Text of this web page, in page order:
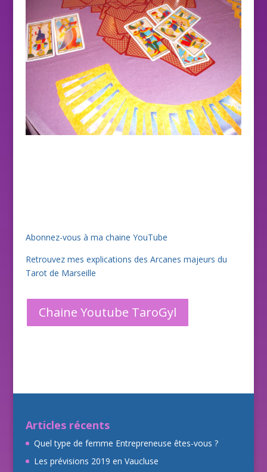
Abonnez-vous à ma chaine YouTube
Retrouvez mes explications des Arcanes majeurs du
Tarot de Marseille
Chaine Youtube TaroGyl
Articles récents
Quel type de femme Entrepreneuse êtes-vous ?
Les prévisions 2019 en Vaucluse